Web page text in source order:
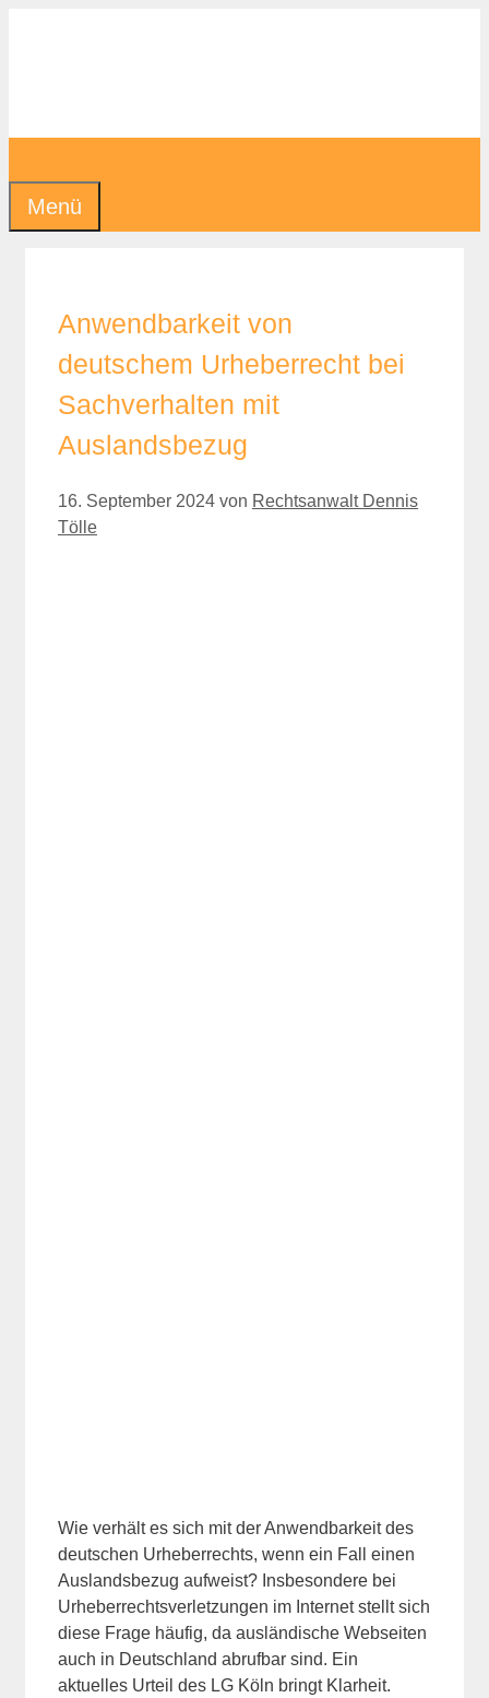
Menü
Anwendbarkeit von
deutschem Urheberrecht bei
Sachverhalten mit
Auslandsbezug
16. September 2024 von Rechtsanwalt Dennis
Tölle
Wie verhält es sich mit der Anwendbarkeit des
deutschen Urheberrechts, wenn ein Fall einen
Auslandsbezug aufweist? Insbesondere bei
Urheberrechtsverletzungen im Internet stellt sich
diese Frage häufig, da ausländische Webseiten
auch in Deutschland abrufbar sind. Ein
aktuelles Urteil des LG Köln bringt Klarheit.